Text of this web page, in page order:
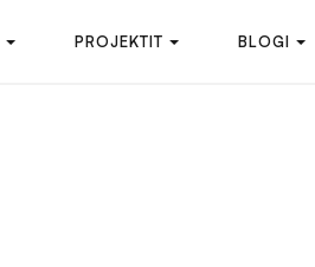
PROJEKTIT BLOGI